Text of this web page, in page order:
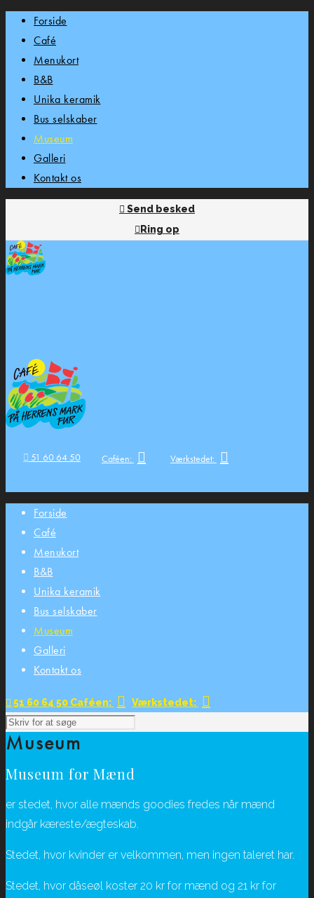
Forside
Café
Menukort
B&B
Unika keramik
Bus selskaber
Museum
Galleri
Kontakt os
Send besked
Ring op
51 60 64 50 Caféen: Værkstedet:
Forside
Café
Menukort
B&B
Unika keramik
Bus selskaber
Museum
Galleri
Kontakt os
51 60 64 50 Caféen: Værkstedet:
Museum
Museum for Mænd
er stedet, hvor alle mænds goodies fredes når mænd
indgår kæreste/ægteskab.
Stedet, hvor kvinder er velkommen, men ingen taleret har.
Stedet, hvor dåseøl koster 20 kr for mænd og 21 kr for